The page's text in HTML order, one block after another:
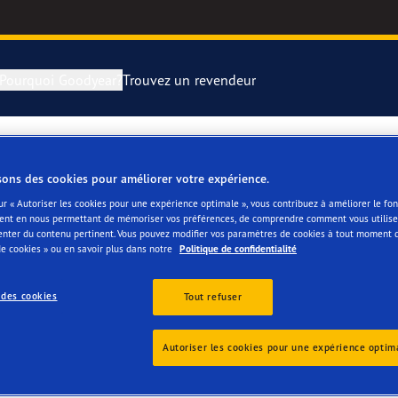
Pourquoi Goodyear?
F1 SuperSport
Performance 2
F1 Asymmetric 6
Trouvez un revendeur
des cookies pour améliorer votre expérience.
« Autoriser les cookies pour une expérience optimale », vous contribuez à améliorer le
en nous permettant de mémoriser vos préférences, de comprendre comment vous
du contenu pertinent. Vous pouvez modifier vos paramètres de cookies à tout moment
cookies » ou en savoir plus dans notre Politique de confidentialité
cookies Tout refuser
Autoriser les cookies pour une expérience